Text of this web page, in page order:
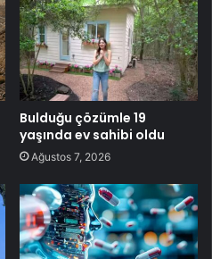
Bulduğu çözümle 19
yaşında ev sahibi oldu
Ağustos 7, 2026